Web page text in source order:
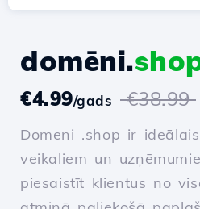
domēni.
€4.99/gads €38.99
Domeni .shop ir
veikaliem un
piesaistīt klientus no